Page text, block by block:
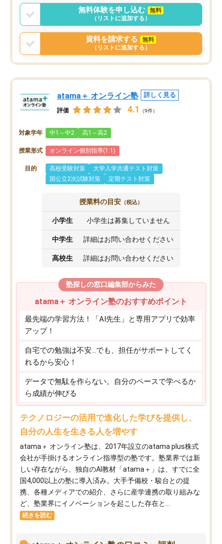
無料体験を申し込む
無料
（リストに追加する）
資料を請求する
無料
（リストに追加する）
atama＋ オンライン塾 詳しく見る
評価 4.1 （9件）
対象学年 中1～中2 高1～高2
授業形式 オンライン個別指導(1:1)
目的 高校受験対策
大学入学共通テスト対策
国公立2次試験対策
定期テスト対策
授業料の目安 （税込）
小学生 小学生は募集していません
中学生 詳細はお問い合わせください
高校生 詳細はお問い合わせください
塾探しの窓口編集部からみた
atama＋ オンライン塾のおすすめポイント
最先端の学習方法！「AI先生」と専用アプリで効率
アップ！
自宅での勉強は不安…でも、担任がサポートしてく
れるから安心！
データで無駄を作らない。自分のペースで学べるか
ら成績が伸びる
テクノロジーの活用で進化した学びを提供し、
自分の人生を生きる人を増やす
atama＋ オンライン塾は、2017年設立のatama plus株式
会社が手掛けるオンライン指導型の塾です。塾業界では新
しい存在ながら、独自のAI教材「atama＋」は、すでに全
国4,000以上の塾に導入済み。大手予備校・駿台との提
携、各種メディアでの紹介、さらに産学連携の取り組みな
ど、塾業界にイノベーションを起こした存在と...
続きを読む